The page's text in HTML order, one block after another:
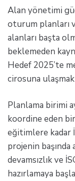
Alan yönetimi
oturum planları
alanları başta
beklemeden
Hedef 2025’te
cirosuna
Planlama birimi
koordine eden
eğitimlere kadar
projenin
devamsızlık ve
hazırlamaya